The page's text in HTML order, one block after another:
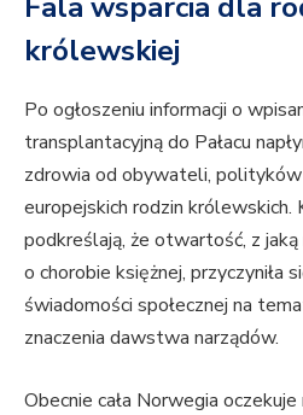
królewskiej
Po ogłoszeniu informacji o
transplantacyjną do Pałacu
zdrowia od obywateli,
europejskich rodzin
podkreślają, że otwartość, z
o chorobie księżnej, przyczyniła
świadomości społecznej na
znaczenia dawstwa narządów.
Obecnie cała Norwegia